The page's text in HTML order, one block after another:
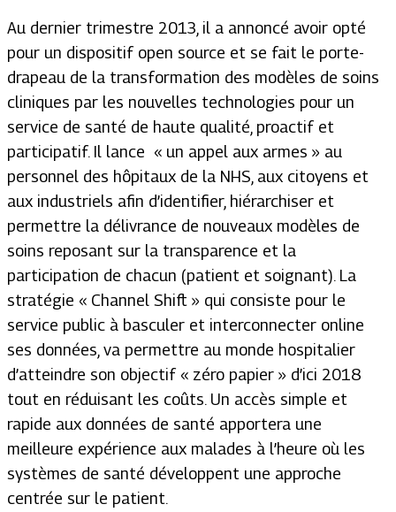
Au dernier trimestre 2013, il a annoncé avoir opté
pour un dispositif open source et se fait le porte-
drapeau de la transformation des modèles de soins
cliniques par les nouvelles technologies pour un
service de santé de haute qualité, proactif et
participatif. Il lance « un appel aux armes » au
personnel des hôpitaux de la NHS, aux citoyens et
aux industriels afin d’identifier, hiérarchiser et
permettre la délivrance de nouveaux modèles de
soins reposant sur la transparence et la
participation de chacun (patient et soignant). La
stratégie « Channel Shift » qui consiste pour le
service public à basculer et interconnecter online
ses données, va permettre au monde hospitalier
d’atteindre son objectif « zéro papier » d’ici 2018
tout en réduisant les coûts. Un accès simple et
rapide aux données de santé apportera une
meilleure expérience aux malades à l’heure où les
systèmes de santé développent une approche
centrée sur le patient.